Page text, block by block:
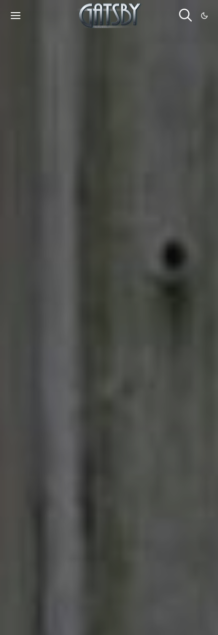
Cookies management panel